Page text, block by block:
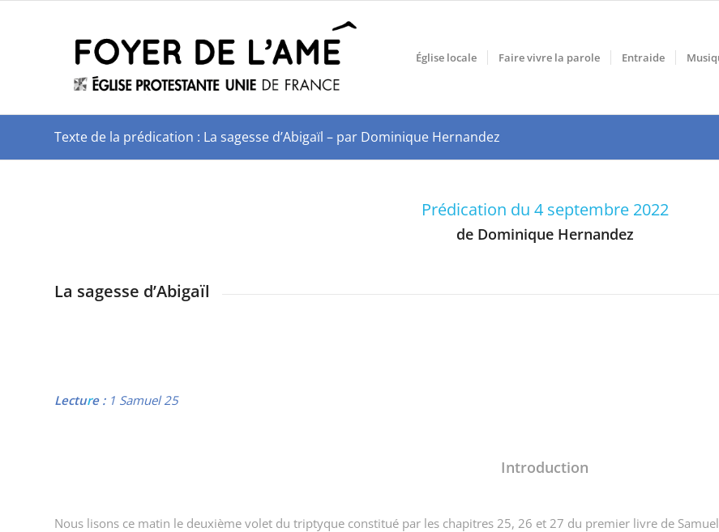
Église locale Faire vivre la parole Entraide
Texte de la prédication : La sagesse d’Abigaïl – par Dominique Hernandez
Prédication du 4 septembre 2022
de Dominique Hernandez
La sagesse d’Abigaïl
Lecture : 1 Samuel 25
Introduction
Nous lisons ce matin le deuxième volet du triptyque constitué par les chapitres 25, 26 et 27 du premier livre de